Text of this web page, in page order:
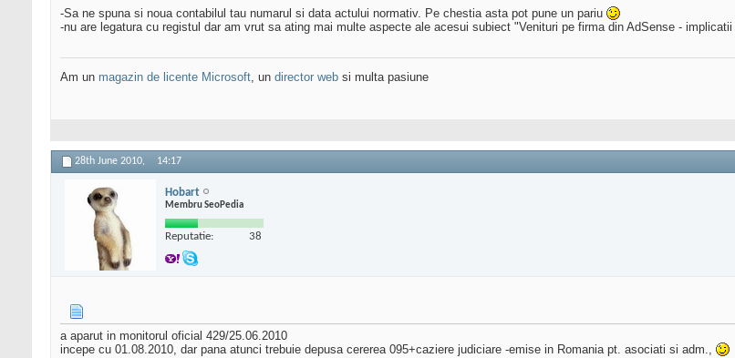
-Sa ne spuna si noua contabilul tau numarul si data actului normativ. Pe chestia asta pot pune un pariu
-nu are legatura cu registul dar am vrut sa ating mai multe aspecte ale acesui subiect "Venituri pe firma din AdSense -
Am un magazin de licente Microsoft, un director web si multa pasiune
28th June 2010, 14:17
Hobart
Membru SeoPedia
Reputatie: 38
a aparut in monitorul oficial 429/25.06.2010
incepe cu 01.08.2010, dar pana atunci trebuie depusa cererea 095+caziere judiciare -emise in Romania pt. asociati si adm.,